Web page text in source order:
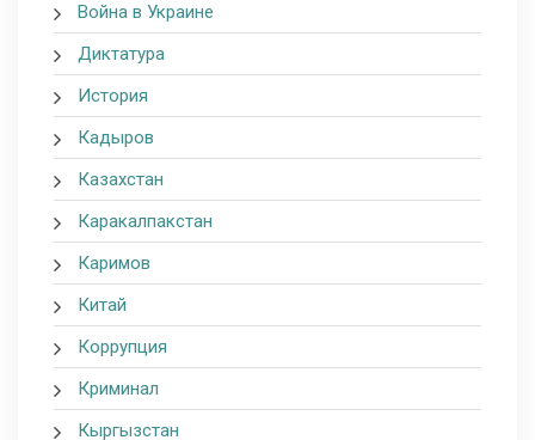
Война в Украине
Диктатура
История
Кадыров
Казахстан
Каракалпакстан
Каримов
Китай
Коррупция
Криминал
Кыргызстан